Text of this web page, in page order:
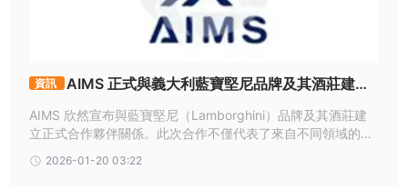
榮鷹證券 支持MT4和MT5交易平台，可在桌面、移動和網絡設備上
使用。MT5主要適用於經驗豐富的交易者，而MT4更適合初學者。
存款和提款
以下是榮鷹證券公司提供的所有付款方式及其要求：
資訊
AIMS 正式與義大利藍寶堅尼品牌及其酒莊建立
合作夥伴關係
AIMS 欣然宣布與藍寶堅尼（Lamborghini）品牌及其酒莊建
立正式合作夥伴關係。此次合作不僅代表了來自不同領域的兩
業界限，為亞太地區乃至全球的交易者與品牌愛好者，打造一
2026-01-20 03:22